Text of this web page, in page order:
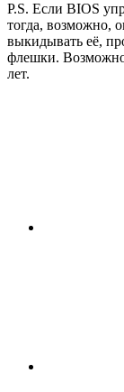
P.S. Если BIOS
тогда, возможно,
выкидывать её,
флешки.
лет.